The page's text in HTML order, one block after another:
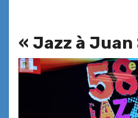
« Jazz à